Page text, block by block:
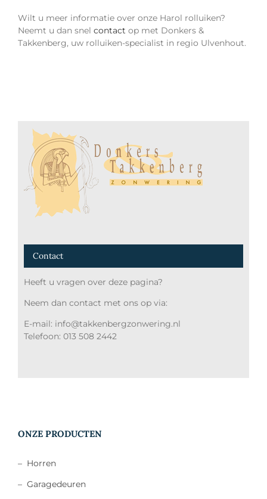
Wilt u meer informatie over onze Harol rolluiken?
Neemt u dan snel contact op met Donkers &
Takkenberg, uw rolluiken-specialist in regio Ulvenhout.
Contact
Heeft u vragen over deze pagina?
Neem dan contact met ons op via:
E-mail: info@takkenbergzonwering.nl
Telefoon: 013 508 2442
ONZE PRODUCTEN
– Horren
– Garagedeuren